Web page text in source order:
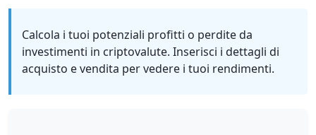
Calcola i tuoi potenziali profitti o perdite da
investimenti in criptovalute. Inserisci i dettagli di
acquisto e vendita per vedere i tuoi rendimenti.